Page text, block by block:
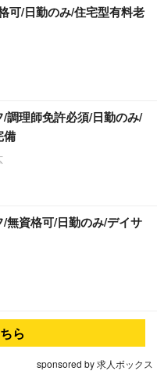
可/日勤のみ/住宅型有料老
/調理師免許必須/日勤のみ/
備
/無資格可/日勤のみ/デイサ
ら
sponsored by 求人ボックス